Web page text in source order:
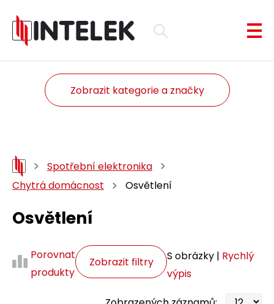
Zobrazit kategorie a značky
Spotřební elektronika
Chytrá domácnost
Osvětlení
Osvětlení
Porovnat
produkty
Zobrazit filtry S obrázky | Rychlý
výpis